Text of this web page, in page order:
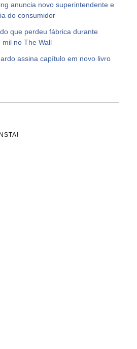
anuncia novo superintendente e
do consumidor
que perdeu fábrica durante
no The Wall
assina capítulo em novo livro